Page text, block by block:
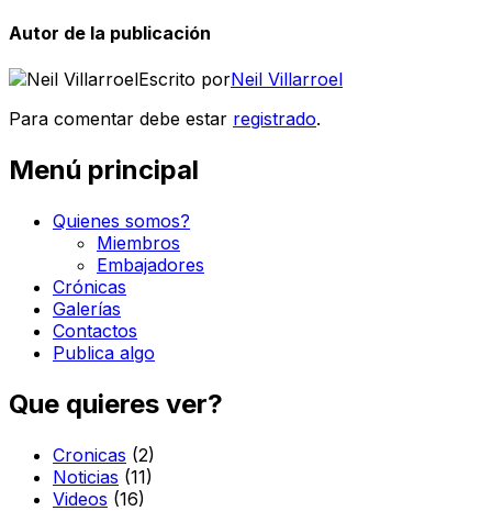
Autor de la publicación
Escrito porNeil Villarroel
Para comentar debe estar registrado.
Menú principal
Quienes somos?
Miembros
Embajadores
Crónicas
Galerías
Contactos
Publica algo
Que quieres ver?
Cronicas (2)
Noticias (11)
Videos (16)